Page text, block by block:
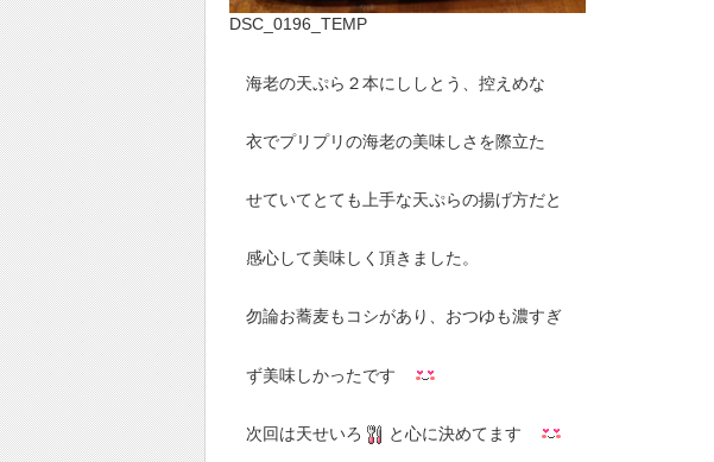
DSC_0196_TEMP
海老の天ぷら２本にししとう、控えめな
衣でプリプリの海老の美味しさを際立た
せていてとても上手な天ぷらの揚げ方だと
感心して美味しく頂きました。
勿論お蕎麦もコシがあり、おつゆも濃すぎ
ず美味しかったです
次回は天せいろ と心に決めてます